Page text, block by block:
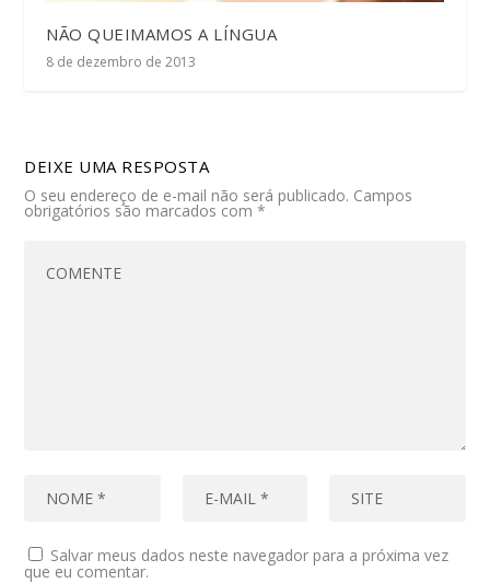
NÃO QUEIMAMOS A LÍNGUA
8 de dezembro de 2013
DEIXE UMA RESPOSTA
O seu endereço de e-mail não será publicado. Campos
obrigatórios são marcados com*
Salvar meus dados neste navegador para a próxima vez
que eu comentar.